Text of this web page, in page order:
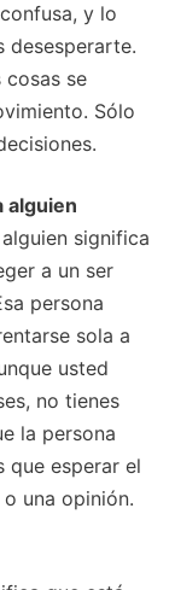
y lo
desesperarte.
se
Sólo
alguien
significa
a un ser
persona
sola a
usted
no tienes
la persona
que esperar el
una opinión.